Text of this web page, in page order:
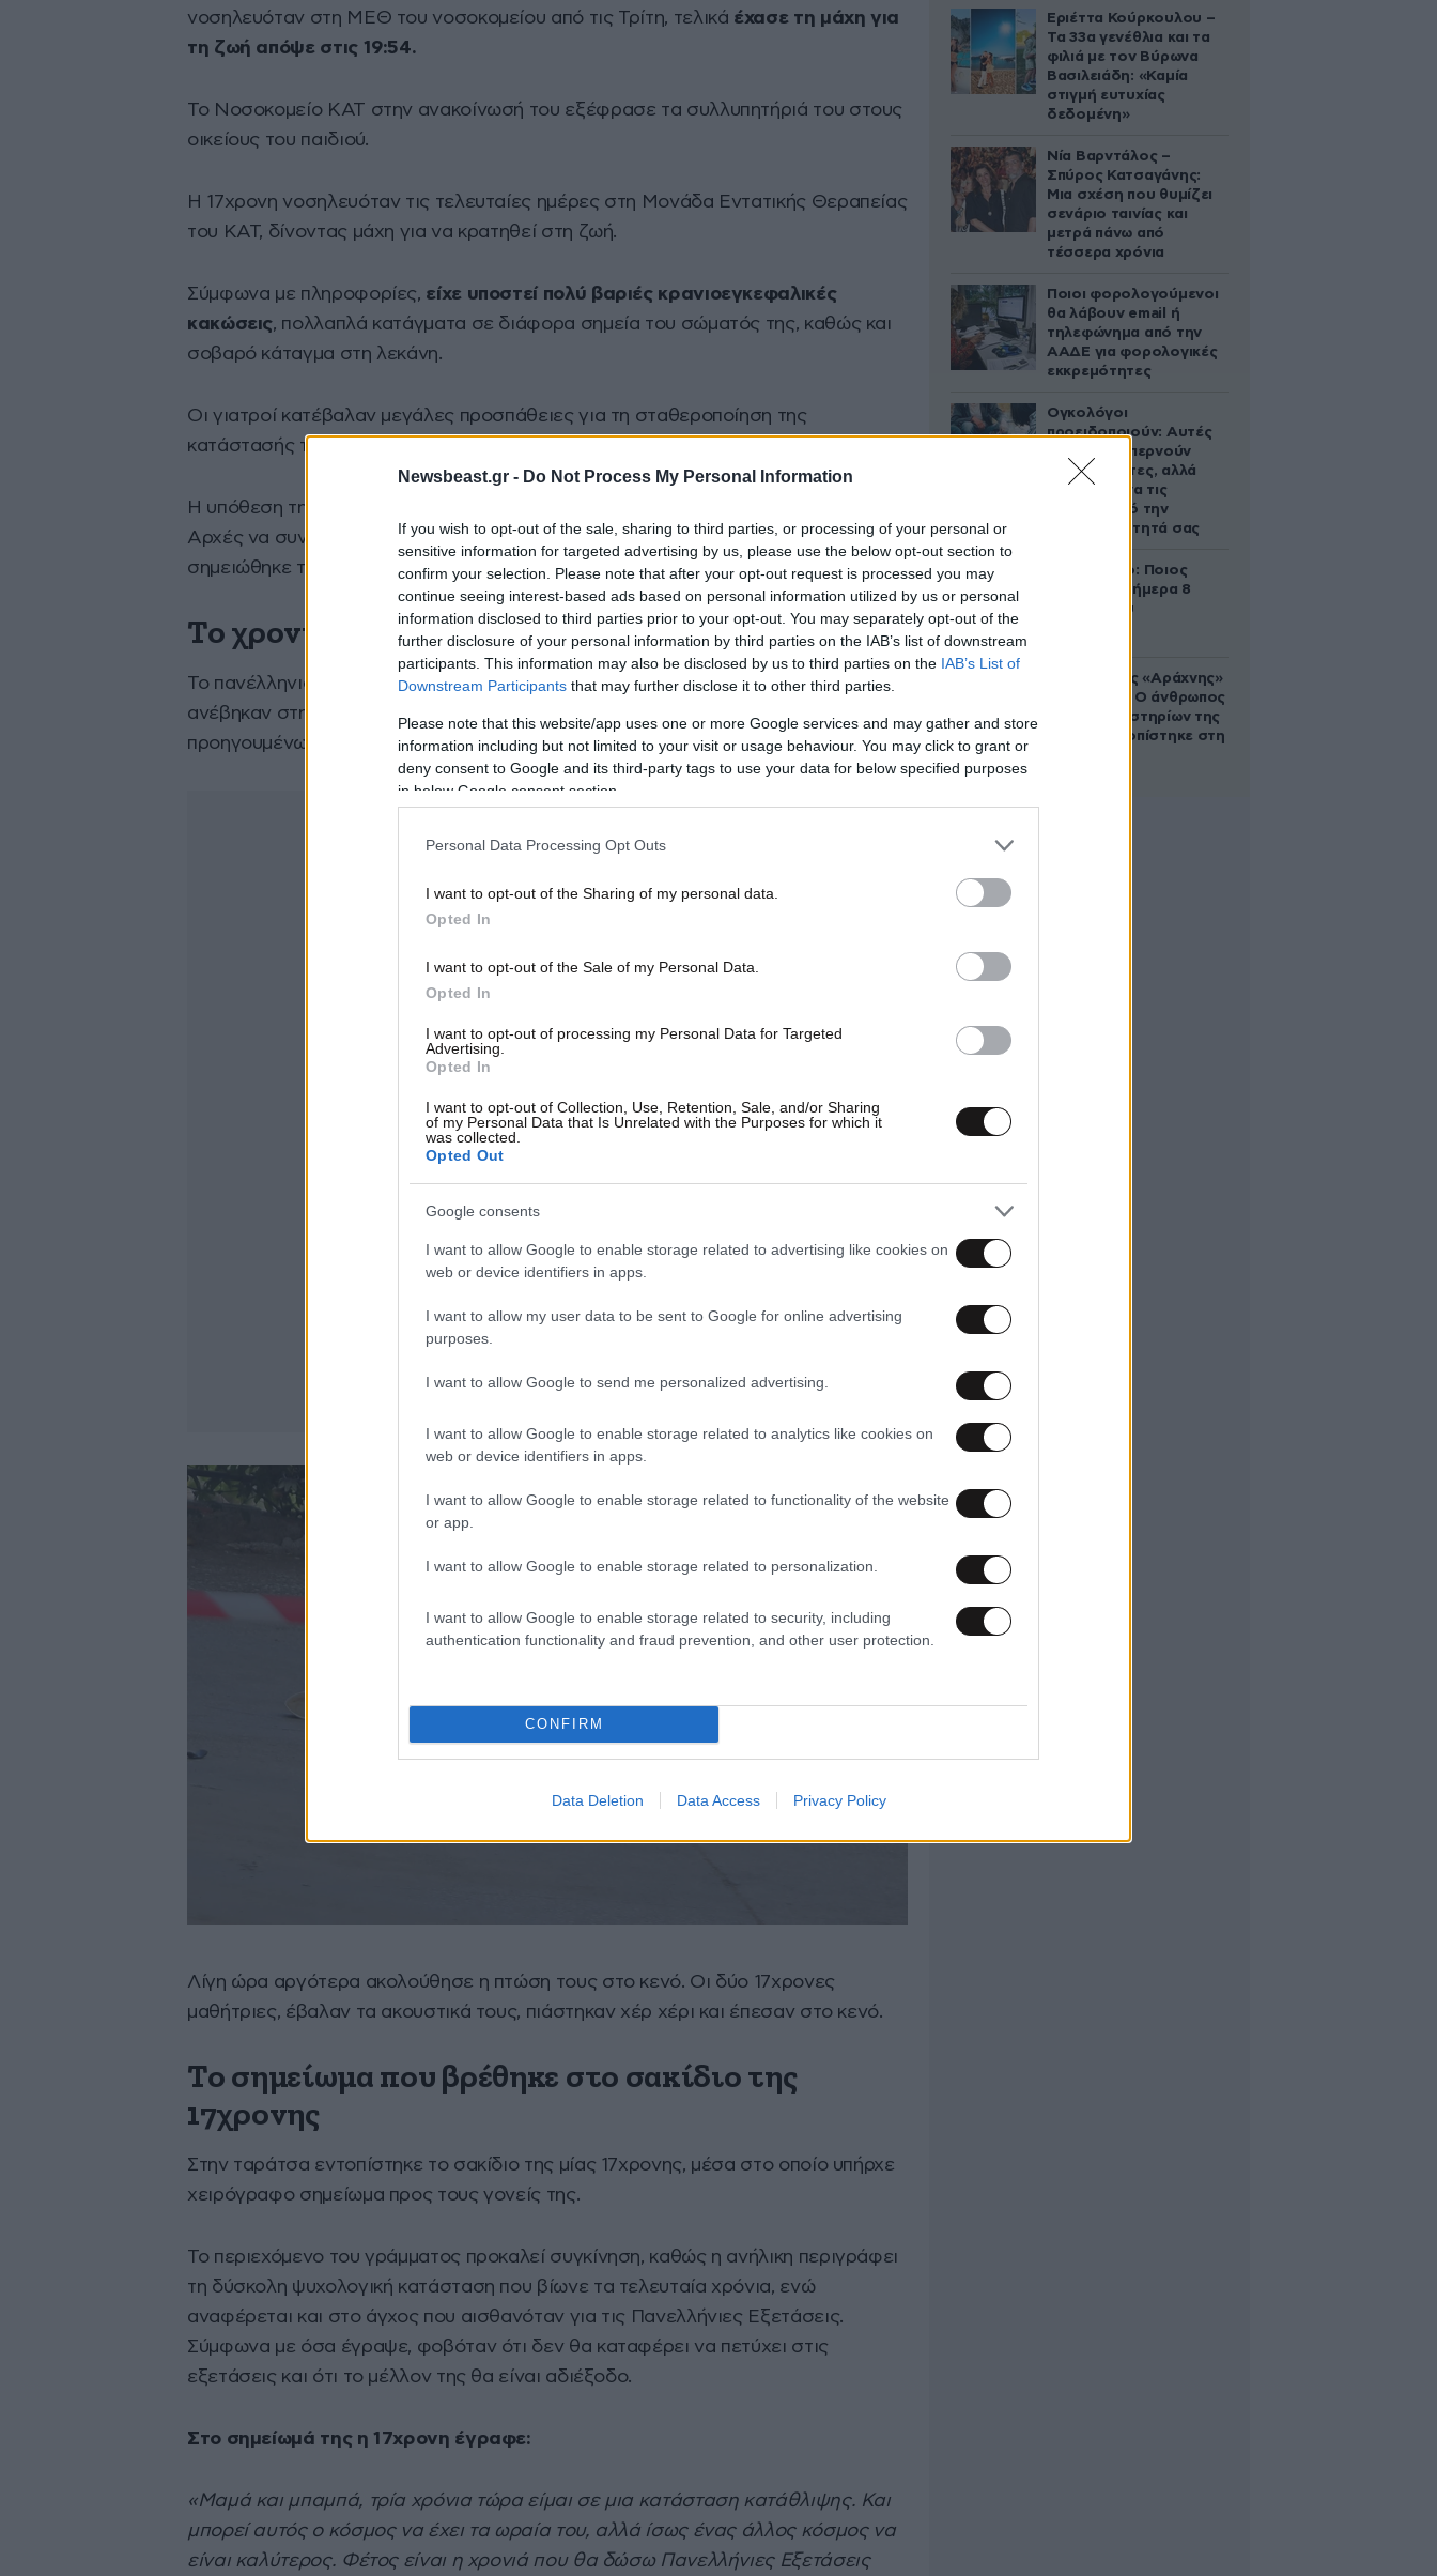
Newsbeast.gr - Do Not Process My Personal Information
If you wish to opt-out of the sale, sharing to third parties, or processing of your personal or
sensitive information for targeted advertising by us, please use the below opt-out section to
confirm your selection. Please note that after your opt-out request is processed you may
continue seeing interest-based ads based on personal information utilized by us or personal
information disclosed to third parties prior to your opt-out. You may separately opt-out of the
further disclosure of your personal information by third parties on the IAB’s list of downstream
participants. This information may also be disclosed by us to third parties on the IAB’s List of
Downstream Participants that may further disclose it to other third parties.
Please note that this website/app uses one or more Google services and may gather and store
information including but not limited to your visit or usage behaviour. You may click to grant or
deny consent to Google and its third-party tags to use your data for below specified purposes
in below Google consent section.
Personal Data Processing Opt Outs
I want to opt-out of the Sharing of my personal data.
Opted In
I want to opt-out of the Sale of my Personal Data.
Opted In
I want to opt-out of processing my Personal Data for Targeted
Advertising.
Opted In
I want to opt-out of Collection, Use, Retention, Sale, and/or Sharing
of my Personal Data that Is Unrelated with the Purposes for which it
was collected.
Opted Out
Google consents
I want to allow Google to enable storage related to advertising like cookies on
web or device identifiers in apps.
I want to allow my user data to be sent to Google for online advertising
purposes.
I want to allow Google to send me personalized advertising.
I want to allow Google to enable storage related to analytics like cookies on
web or device identifiers in apps.
I want to allow Google to enable storage related to functionality of the website
or app.
I want to allow Google to enable storage related to personalization.
I want to allow Google to enable storage related to security, including
authentication functionality and fraud prevention, and other user protection.
CONFIRM
Data Deletion Data Access Privacy Policy
νοσηλευόταν στη ΜΕΘ του νοσοκομείου από τις Τρίτη, τελικά έχασε τη μάχη για
τη ζωή απόψε στις 19:54.
Το Νοσοκομείο ΚΑΤ στην ανακοίνωσή του εξέφρασε τα συλλυπητήριά του στους
οικείους του παιδιού.
Η 17χρονη νοσηλευόταν τις τελευταίες ημέρες στη Μονάδα Εντατικής Θεραπείας
του ΚΑΤ, δίνοντας μάχη για να κρατηθεί στη ζωή.
Σύμφωνα με πληροφορίες, είχε υποστεί πολύ βαριές κρανιοεγκεφαλικές
κακώσεις, πολλαπλά κατάγματα σε διάφορα σημεία του σώματός της, καθώς και
σοβαρό κάταγμα στη λεκάνη.
Οι γιατροί κατέβαλαν μεγάλες προσπάθειες για τη σταθεροποίηση της
κατάστασής της, ωστόσο τα τραύματά της ήταν ιδιαίτερα σοβαρά.
Η υπόθεση της πτώσης των δύο ανήλικων κοριτσιών είχε προκαλέσει σοκ, με τις
Αρχές να συνεχίζουν τη διερεύνηση των ακριβών συνθηκών κάτω από τις οποίες
σημειώθηκε το περιστατικό.
Το χρονικό της τραγωδίας στο Ηράκλειο
Το πανέλληνιο πάγωσε το μεσημέρι της Τρίτης όταν τα δύο 17χρονα κορίτσια
ανέβηκαν στην ταράτσα πολυκατοικίας όπου διέμενε η μία από αυτές, έχοντας
προηγουμένως πάρει τα κλειδιά του χώρου.
Λίγη ώρα αργότερα ακολούθησε η πτώση τους στο κενό. Οι δύο 17χρονες
μαθήτριες, έβαλαν τα ακουστικά τους, πιάστηκαν χέρ χέρι και έπεσαν στο κενό.
Το σημείωμα που βρέθηκε στο σακίδιο της
17χρονης
Στην ταράτσα εντοπίστηκε το σακίδιο της μίας 17χρονης, μέσα στο οποίο υπήρχε
χειρόγραφο σημείωμα προς τους γονείς της.
Το περιεχόμενο του γράμματος προκαλεί συγκίνηση, καθώς η ανήλικη περιγράφει
τη δύσκολη ψυχολογική κατάσταση που βίωνε τα τελευταία χρόνια, ενώ
αναφέρεται και στο άγχος που αισθανόταν για τις Πανελλήνιες Εξετάσεις.
Σύμφωνα με όσα έγραψε, φοβόταν ότι δεν θα καταφέρει να πετύχει στις
εξετάσεις και ότι το μέλλον της θα είναι αδιέξοδο.
Στο σημείωμά της η 17χρονη έγραφε:
«Μαμά και μπαμπά, τρία χρόνια τώρα είμαι σε μια κατάσταση κατάθλιψης. Και
μπορεί αυτός ο κόσμος να έχει τα ωραία του, αλλά ίσως ένας άλλος κόσμος να
είναι καλύτερος. Φέτος είναι η χρονιά που θα δώσω Πανελλήνιες Εξετάσεις
Εριέττα Κούρκουλου –
Τα 33α γενέθλια και τα
φιλιά με τον Βύρωνα
Βασιλειάδη: «Καμία
στιγμή ευτυχίας
δεδομένη»
Νία Βαρντάλος –
Σπύρος Κατσαγάνης:
Μια σχέση που θυμίζει
σενάριο ταινίας και
μετρά πάνω από
τέσσερα χρόνια
Ποιοι φορολογούμενοι
θα λάβουν email ή
τηλεφώνημα από την
ΑΑΔΕ για φορολογικές
εκκρεμότητες
Ογκολόγοι
προειδοποιούν: Αυτές
οι τροφές, περνούν
απαρατήρητες, αλλά
καλό είναι να τις
βγάλετε από την
καθημερινότητά σας
Εορτολόγιο: Ποιος
γιορτάζει σήμερα 8
Αυγούστου
Στα ίχνη της «Αράχνης»
του Άσαντ: Ο άνθρωπος
των βασανιστηρίων της
Συρίας εντοπίστηκε στη